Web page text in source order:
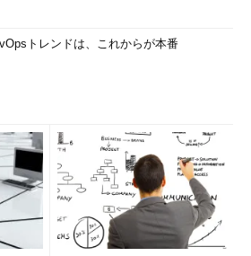
トレンドは、これからが本番